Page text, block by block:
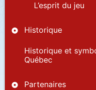
L’esprit du jeu
Historique
Historique et
Québec
Partenaires